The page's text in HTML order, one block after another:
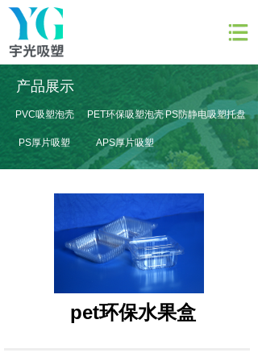
网站首页
关于宇光
产品展示
产品模具
产品展示
PVC吸塑泡壳 PET环保吸塑泡壳PS防静电吸塑托盘
PS厚片吸塑 APS厚片吸塑
pet环保水果盒